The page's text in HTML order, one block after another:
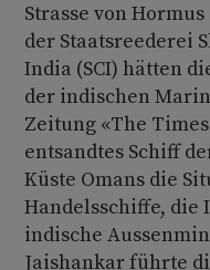
Strasse von
der Staatsreederei
India (SCI) hätten
der indischen
Zeitung «The
entsandtes Schiff
Küste Omans die
Handelsschiffe, die
indische
Jaishankar führte